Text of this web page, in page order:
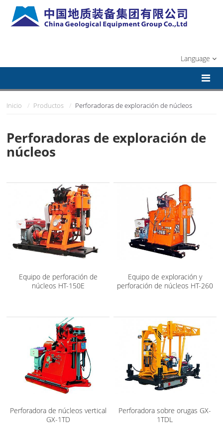
Language
Inicio Productos Perforadoras de exploración de núcleos
Perforadoras de exploración de
núcleos
Equipo de perforación de
núcleos HT-150E
Equipo de exploración y
perforación de núcleos HT-260
Perforadora de núcleos vertical
GX-1TD
Perforadora sobre orugas GX-
1TDL